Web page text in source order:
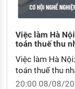
Việc làm Hà
toán thuế thu
Việc làm Hà
toán thuế thu
cơ bản của kế
20:00 08/08/